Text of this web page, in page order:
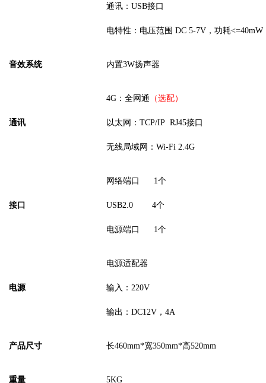
通讯： USB接口
电特性：电压范围 DC 5-7V，功耗<=40mW
音效系统 内置3W扬声器
通讯
4G：全网通 （选配）
以太网： TCP/IP RJ45接口
无线局域网： Wi-Fi 2.4G
接口
网络端口 1个
USB2.0 4个
电源端口 1个
电源
电源适配器
输入： 220V
输出： DC12V， 4A
产品尺寸 长460mm*宽350mm*高520mm
重量 5KG